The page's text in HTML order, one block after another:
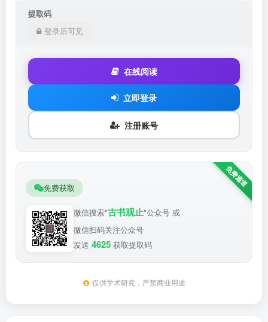
提取码
登录后可见
在线阅读
立即登录
注册账号
免费获取
微信搜索"古书观止"公众号 或
微信扫码关注公众号
发送 4625 获取提取码
仅供学术研究，严禁商业用途